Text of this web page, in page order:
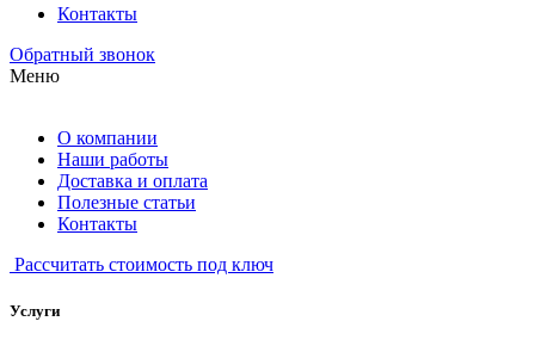
Контакты
Обратный звонок
Меню
О компании
Наши работы
Доставка и оплата
Полезные статьи
Контакты
Рассчитать стоимость под ключ
Услуги